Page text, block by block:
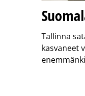
Tallinna
kasvaneet